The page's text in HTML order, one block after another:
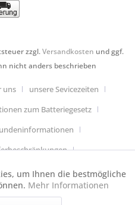
zzgl.Versandkosten und ggf.
nicht anders beschrieben
uns
unsere Sevicezeiten
zum Batteriegesetz
Widerrufsformular
Geschäftsbedingungen
Aktiv
um Ihnen die bestmögliche
Mehr Informationen